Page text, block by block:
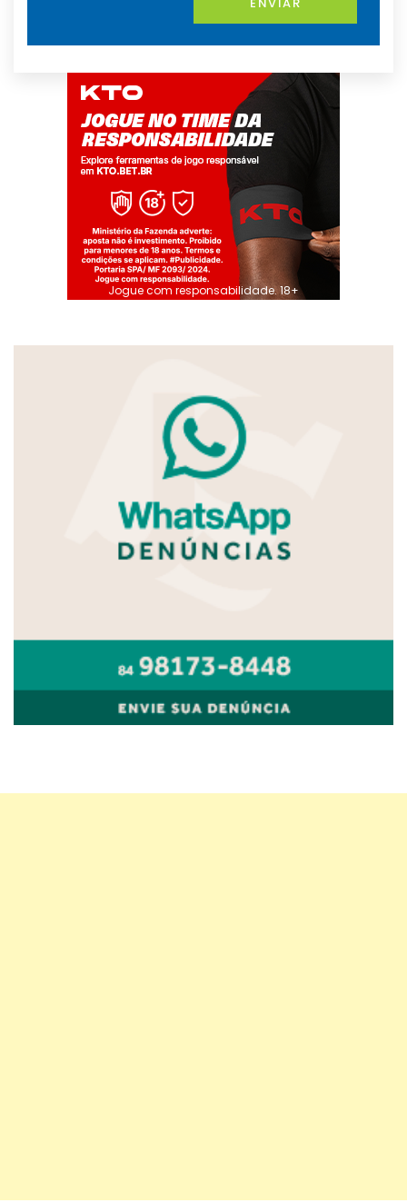
Jogue com responsabilidade. 18+